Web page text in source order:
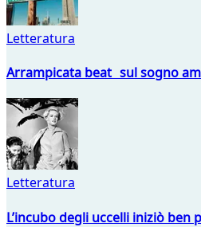
Letteratura
Arrampicata beat sul sogno
Letteratura
L’incubo degli uccelli iniziò ben